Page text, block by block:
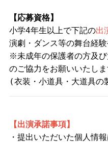
【応募資格】
小学4年生以上で下記の出
演劇・ダンス等の舞台経験
※未成年の保護者の方及
のご協力をお願いいたしま
(衣装・小道具・大道具の
【出演承諾事項】
・提出いただいた個人情